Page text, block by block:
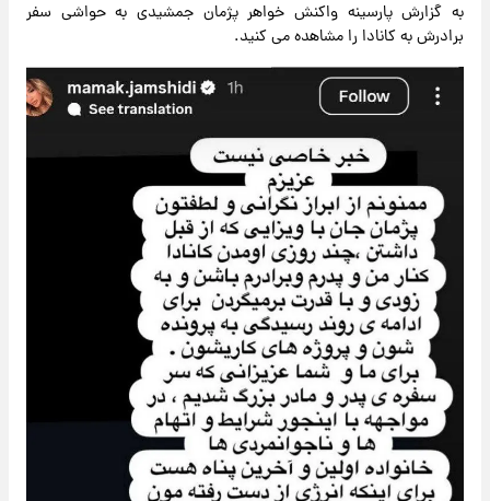
به گزارش پارسینه واکنش خواهر پژمان جمشیدی به حواشی سفر
برادرش به کانادا را مشاهده می کنید.